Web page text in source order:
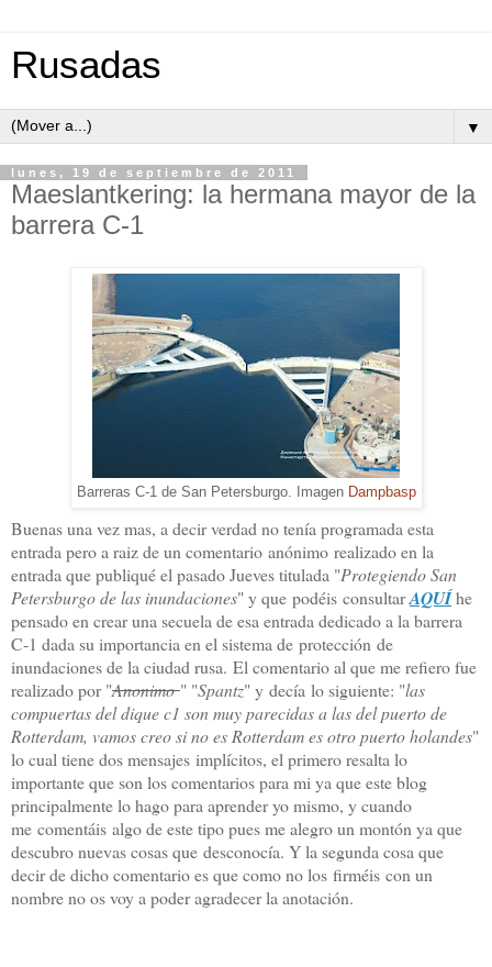
Rusadas
▼
lunes, 19 de septiembre de 2011
Maeslantkering: la hermana mayor de la
barrera C-1
Barreras C-1 de San Petersburgo. Imagen Dampbasp
Buenas una vez mas, a decir verdad no tenía programada esta
entrada pero a raiz de un comentario anónimo realizado en la
entrada que publiqué el pasado Jueves titulada "Protegiendo San
Petersburgo de las inundaciones" y que podéis consultarAQUÍhe
pensado en crear una secuela de esa entrada dedicado a la barrera
C-1 dada su importancia en el sistema de protección de
inundaciones de la ciudad rusa. El comentario al que me refiero fue
realizado por "Anonimo" "Spantz" y decía lo siguiente: "las
compuertas del dique c1 son muy parecidas a las del puerto de
Rotterdam, vamos creo si no es Rotterdam es otro puerto holandes"
lo cual tiene dos mensajes implícitos, el primero resalta lo
importante que son los comentarios para mi ya que este blog
principalmente lo hago para aprender yo mismo, y cuando
me comentáis algo de este tipo pues me alegro un montón ya que
descubro nuevas cosas que desconocía. Y la segunda cosa que
decir de dicho comentario es que como no los firméis con un
nombre no os voy a poder agradecer la anotación.